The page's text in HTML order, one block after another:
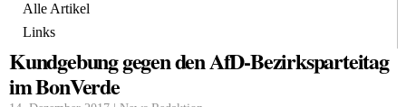
Alle Artikel
Links
Kundgebung gegen den AfD-Bezirksparteitag
im BonVerde